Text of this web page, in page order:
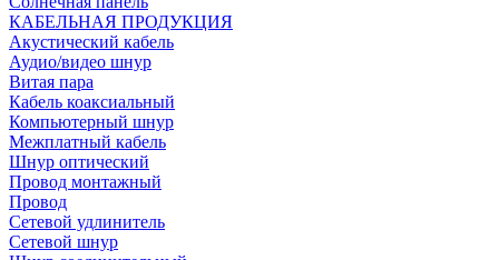
КАБЕЛЬНАЯ ПРОДУКЦИЯ
Акустический кабель
Аудио/видео шнур
Витая пара
Кабель коаксиальный
Компьютерный шнур
Межплатный кабель
Шнур оптический
Провод монтажный
Провод
Сетевой удлинитель
Сетевой шнур